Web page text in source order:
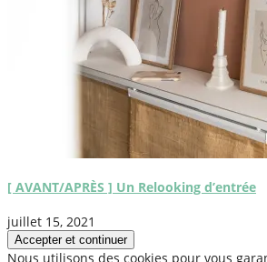
[ AVANT/APRÈS ] Un Relooking d’entrée
juillet 15, 2021
Nous utilisons des cookies pour vous